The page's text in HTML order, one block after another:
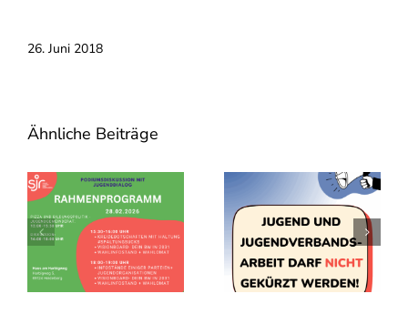
26. Juni 2018
Ähnliche Beiträge